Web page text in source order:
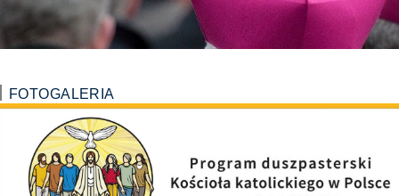
FOTOGALERIA